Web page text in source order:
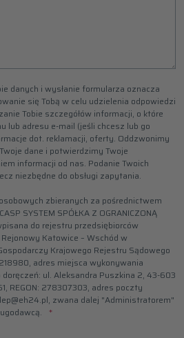
danych i wysłanie formularza oznacza
się Tobą w celu udzielenia odpowiedzi
Tobie szczegółów informacji, o które
lub adresu e-mail (jeśli chcesz lub go
dot. reklamacji, oferty. Oddzwonimy
dane i potwierdzimy Twoje
informacji od nas. Podanie Twoich
niezbędne do obsługi zapytania.
zbieranych za pośrednictwem
SYSTEM SPÓŁKA Z OGRANICZONĄ
do rejestru przedsiębiorców
Katowice – Wschód w
Krajowego Rejestru Sądowego
adres miejsca wykonywania
doręczeń: ul. Aleksandra Puszkina 2, 43-603
REGON: 278307303, adres poczty
zwana dalej "Administratorem"